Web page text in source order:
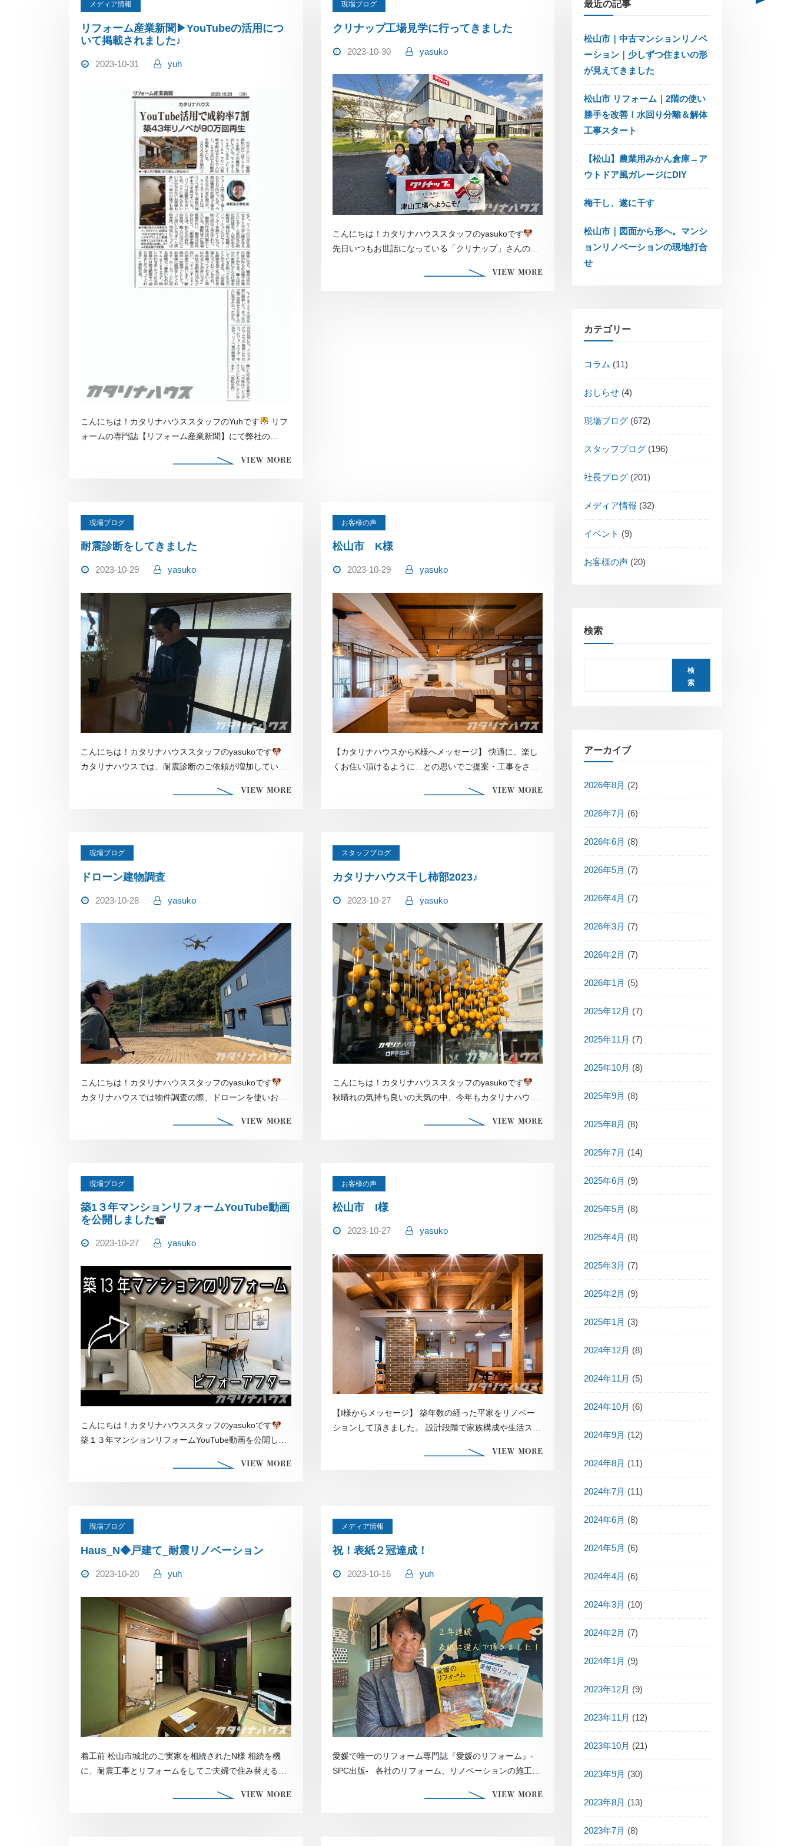
メディア情報
リフォーム産業新聞▶YouTubeの活用につ
いて掲載されました♪
2023-10-31 yuh
こんにちは！カタリナハウススタッフのYuhです
リフ
ォームの専門誌【リフォーム産業新聞】にて弊社の
VIEW MORE
現場ブログ
クリナップ工場見学に行ってきました
2023-10-30 yasuko
こんにちは！カタリナハウススタッフのyasukoです
先日いつもお世話になっている「クリナップ」さんの工
VIEW MORE
現場ブログ
耐震診断をしてきました
2023-10-29 yasuko
こんにちは！カタリナハウススタッフのyasukoです
カタリナハウスでは、耐震診断のご依頼が増加していま
VIEW MORE
お客様の声
松山市 K様
2023-10-29 yasuko
【カタリナハウスからK様へメッセージ】 快適に、楽し
くお住い頂けるように…との思いでご提案・工事をさせ
VIEW MORE
現場ブログ
ドローン建物調査
2023-10-28 yasuko
こんにちは！カタリナハウススタッフのyasukoです
カタリナハウスでは物件調査の際、ドローンを使いお家
VIEW MORE
スタッフブログ
カタリナハウス干し柿部2023♪
2023-10-27 yasuko
こんにちは！カタリナハウススタッフのyasukoです
秋晴れの気持ち良いの天気の中、今年もカタリナハウス
VIEW MORE
現場ブログ
築1３年マンションリフォームYouTube動画
を公開しました
2023-10-27 yasuko
こんにちは！カタリナハウススタッフのyasukoです
築１３年マンションリフォームYouTube動画を公開しま
VIEW MORE
お客様の声
松山市 I様
2023-10-27 yasuko
【I様からメッセージ】 築年数の経った平家をリノベー
ションして頂きました。 設計段階で家族構成や生活スタ
VIEW MORE
現場ブログ
Haus_N◆戸建て_耐震リノベーション
2023-10-20 yuh
着工前 松山市城北のご実家を相続されたN様 相続を機
に、耐震工事とリフォームをしてご夫婦で住み替えるこ
VIEW MORE
メディア情報
祝！表紙２冠達成！
2023-10-16 yuh
愛媛で唯一のリフォーム専門誌『愛媛のリフォーム』-
SPC出版- 各社のリフォーム、リノベーションの施工事
VIEW MORE
最近の記事
松山市｜中古マンションリノベ
ーション｜少しずつ住まいの形
が見えてきました
松山市 リフォーム｜2階の使い
勝手を改善！水回り分離＆解体
工事スタート
【松山】農業用みかん倉庫→ア
ウトドア風ガレージにDIY
梅干し、遂に干す
松山市｜図面から形へ。マンシ
ョンリノベーションの現地打合
せ
カテゴリー
コラム (11)
おしらせ (4)
現場ブログ (672)
スタッフブログ (196)
社長ブログ (201)
メディア情報 (32)
イベント (9)
お客様の声 (20)
検索
検
索
アーカイブ
2026年8月 (2)
2026年7月 (6)
2026年6月 (8)
2026年5月 (7)
2026年4月 (7)
2026年3月 (7)
2026年2月 (7)
2026年1月 (5)
2025年12月 (7)
2025年11月 (7)
2025年10月 (8)
2025年9月 (8)
2025年8月 (8)
2025年7月 (14)
2025年6月 (9)
2025年5月 (8)
2025年4月 (8)
2025年3月 (7)
2025年2月 (9)
2025年1月 (3)
2024年12月 (8)
2024年11月 (5)
2024年10月 (6)
2024年9月 (12)
2024年8月 (11)
2024年7月 (11)
2024年6月 (8)
2024年5月 (6)
2024年4月 (6)
2024年3月 (10)
2024年2月 (7)
2024年1月 (9)
2023年12月 (9)
2023年11月 (12)
2023年10月 (21)
2023年9月 (30)
2023年8月 (13)
2023年7月 (8)